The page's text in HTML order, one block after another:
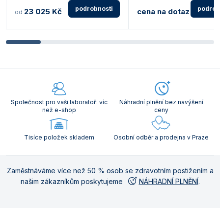
od 23 025 Kč podrobnosti cena na dotaz
Společnost pro vaši laboratoř: víc
než e-shop
Náhradní plnění bez navýšení
ceny
Tisíce položek skladem Osobní odběr a prodejna v Praze
Zaměstnáváme více než 50 % osob se zdravotním postižením a
našim zákazníkům poskytujeme
NÁHRADNÍ PLNĚNÍ.